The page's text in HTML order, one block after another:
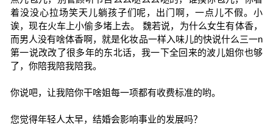
着没没心拉场笑天儿躺孩子们呢，出门啊，一点儿不假。小
诶，现在火车上小偷多堵上去。 魏若说，为什么女生有体香，
而男人没有啥体香啊，就是化妆品一样入味儿的快说什么三一n
第一说改改了很多年的东北话，我一下全回来的波儿姐你也够
了，你陪我陪我陪我。
你说吧，让我陪你干啥姐每一项都有收费标准的哟。
您觉得年轻人太早，结婚会影响事业的发展吗？